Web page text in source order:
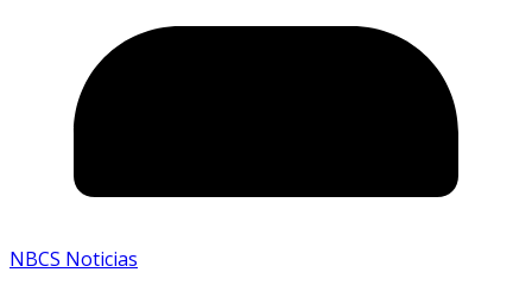
NBCS Noticias